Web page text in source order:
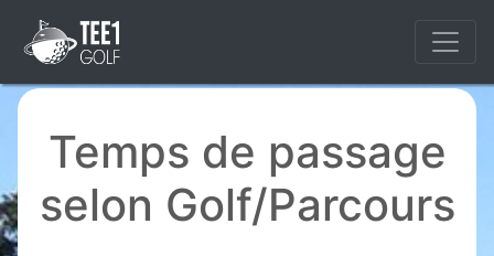
Temps de passage
selon Golf/Parcours